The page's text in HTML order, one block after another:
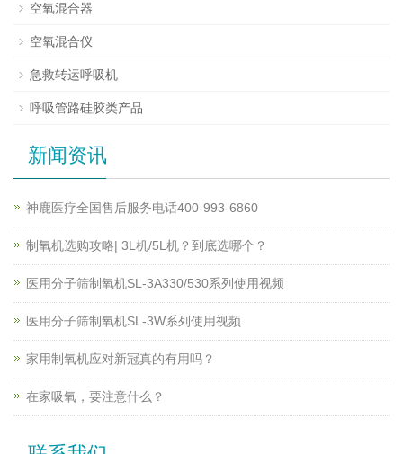
空氧混合器
空氧混合仪
急救转运呼吸机
呼吸管路硅胶类产品
新闻资讯
神鹿医疗全国售后服务电话400-993-6860
制氧机选购攻略| 3L机/5L机？到底选哪个？
医用分子筛制氧机SL-3A330/530系列使用视频
医用分子筛制氧机SL-3W系列使用视频
家用制氧机应对新冠真的有用吗？
在家吸氧，要注意什么？